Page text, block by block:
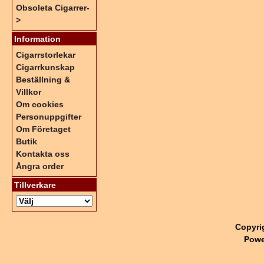
Obsoleta Cigarrer-
>
Information
Cigarrstorlekar
Cigarrkunskap
Beställning &
Villkor
Om cookies
Personuppgifter
Om Företaget
Butik
Kontakta oss
Ångra order
Tillverkare